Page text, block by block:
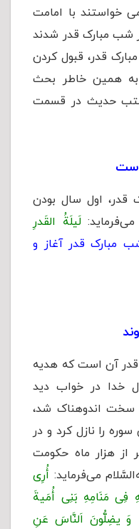
خواستند با امامت
شب مبارک قدر شدند
قدر، قبول کردن
همین خاطر بحث
حدیث در قسمت
قدر، اول سال بودن
لَیلَةُ القَدرِ
مبارک قدر آغاز و
آن است که هدیه
خدا در خواب دید
سخت اندوهناک شد،
را نازل کرد و در
از هزار ماه حکومت
می‌فرماید: أُرِی
فِی مَنَامِهِ بَنِی أُمَیةَ
وَ یضِلُّونَ اَلنَّاسَ عَنِ